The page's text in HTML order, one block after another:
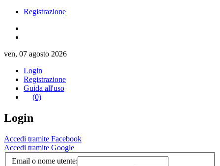
Registrazione
ven, 07 agosto 2026
Login
Registrazione
Guida all'uso
(0)
Login
Accedi tramite Facebook
Accedi tramite Google
Email o nome utente: